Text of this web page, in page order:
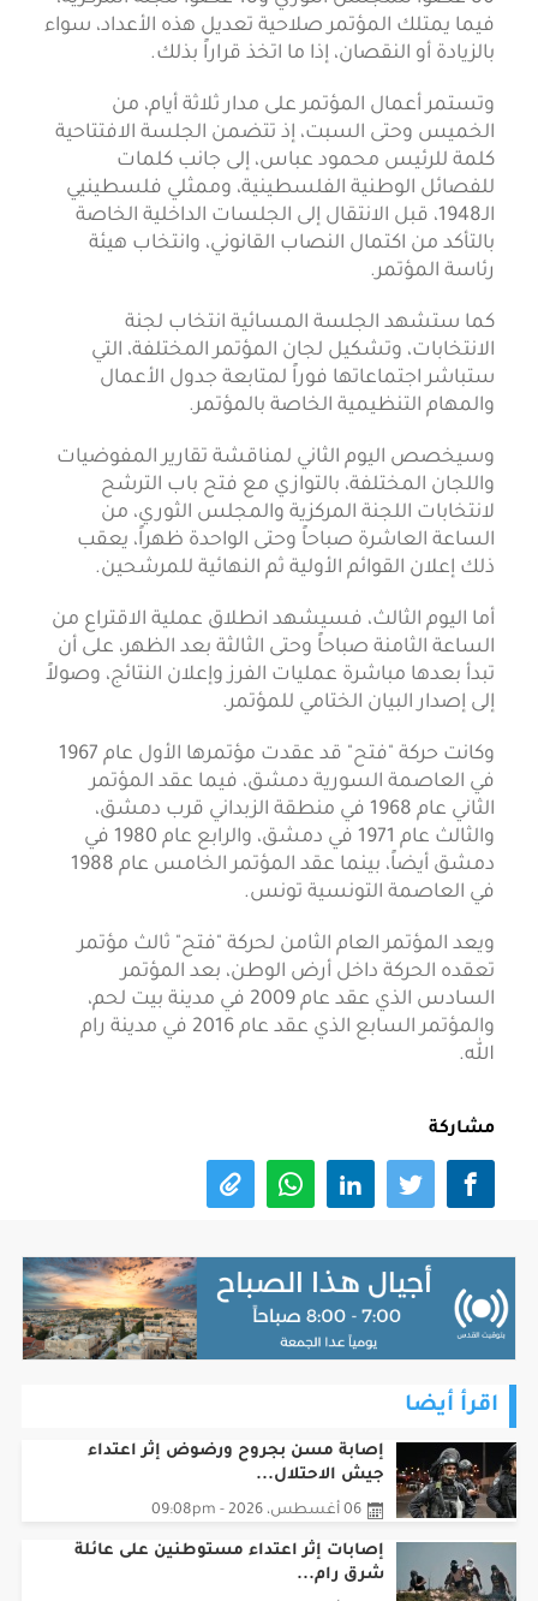
فيما يمتلك المؤتمر صلاحية تعديل هذه الأعداد، سواء
بالزيادة أو النقصان، إذا ما اتخذ قراراً بذلك.
وتستمر أعمال المؤتمر على مدار ثلاثة أيام، من
الخميس وحتى السبت، إذ تتضمن الجلسة الافتتاحية
كلمة للرئيس محمود عباس، إلى جانب كلمات
للفصائل الوطنية الفلسطينية، وممثلي فلسطينيي
الـ1948، قبل الانتقال إلى الجلسات الداخلية الخاصة
بالتأكد من اكتمال النصاب القانوني، وانتخاب هيئة
رئاسة المؤتمر.
كما ستشهد الجلسة المسائية انتخاب لجنة
الانتخابات، وتشكيل لجان المؤتمر المختلفة، التي
ستباشر اجتماعاتها فوراً لمتابعة جدول الأعمال
والمهام التنظيمية الخاصة بالمؤتمر.
وسيخصص اليوم الثاني لمناقشة تقارير المفوضيات
واللجان المختلفة، بالتوازي مع فتح باب الترشح
لانتخابات اللجنة المركزية والمجلس الثوري، من
الساعة العاشرة صباحاً وحتى الواحدة ظهراً، يعقب
ذلك إعلان القوائم الأولية ثم النهائية للمرشحين.
أما اليوم الثالث، فسيشهد انطلاق عملية الاقتراع من
الساعة الثامنة صباحاً وحتى الثالثة بعد الظهر، على أن
تبدأ بعدها مباشرة عمليات الفرز وإعلان النتائج، وصولاً
إلى إصدار البيان الختامي للمؤتمر.
وكانت حركة "فتح" قد عقدت مؤتمرها الأول عام 1967
في العاصمة السورية دمشق، فيما عقد المؤتمر
الثاني عام 1968 في منطقة الزبداني قرب دمشق،
والثالث عام 1971 في دمشق، والرابع عام 1980 في
دمشق أيضاً، بينما عقد المؤتمر الخامس عام 1988
في العاصمة التونسية تونس.
ويعد المؤتمر العام الثامن لحركة "فتح" ثالث مؤتمر
تعقده الحركة داخل أرض الوطن، بعد المؤتمر
السادس الذي عقد عام 2009 في مدينة بيت لحم،
والمؤتمر السابع الذي عقد عام 2016 في مدينة رام
الله.
مشاركة
اقرأ أيضا
إصابة مسن بجروح ورضوض إثر اعتداء
جيش الاحتلال...
06 أغسطس، 2026 - 09:08pm
‏إصابات إثر اعتداء مستوطنين على عائلة
شرق رام...